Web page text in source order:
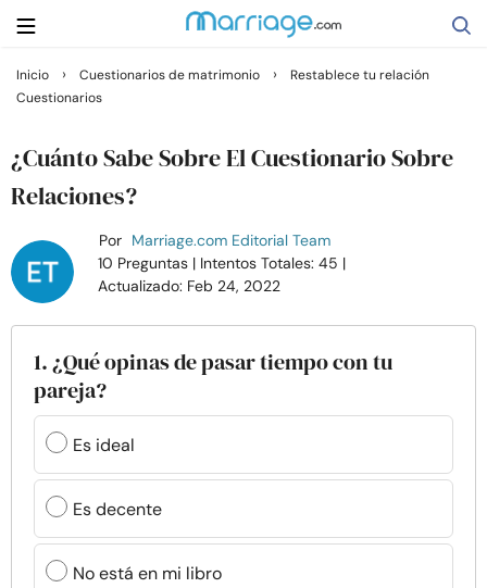
Buscar
Casarse
Relaciones
Familia
Ayuda
Cursos
Recursos
Comunidad
Inicio › Cuestionarios de matrimonio ›
Restablece tu relación
Cuestionarios
¿Cuánto Sabe Sobre El Cuestionario Sobre
Relaciones?
Por Marriage.com Editorial Team
10 Preguntas | Intentos Totales: 45 |
Actualizado: Feb 24, 2022
1. ¿Qué opinas de pasar tiempo con tu
pareja?
Es ideal
Es decente
No está en mi libro